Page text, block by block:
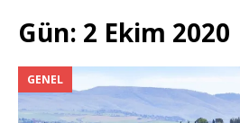
Gün: 2 Ekim 2020
GENEL